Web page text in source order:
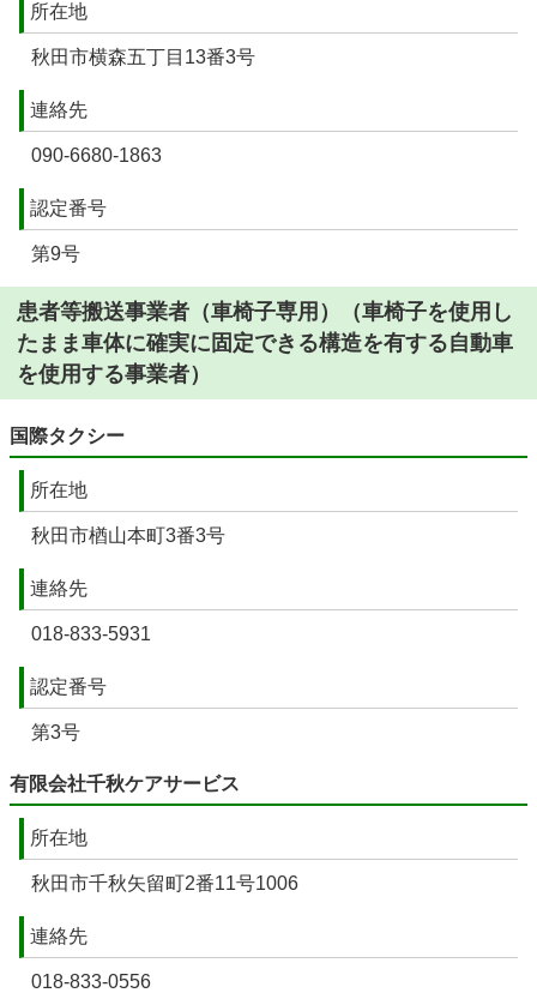
所在地
秋田市横森五丁目13番3号
連絡先
090-6680-1863
認定番号
第9号
患者等搬送事業者（車椅子専用）（車椅子を使用し
たまま車体に確実に固定できる構造を有する自動車
を使用する事業者）
国際タクシー
所在地
秋田市楢山本町3番3号
連絡先
018-833-5931
認定番号
第3号
有限会社千秋ケアサービス
所在地
秋田市千秋矢留町2番11号1006
連絡先
018-833-0556